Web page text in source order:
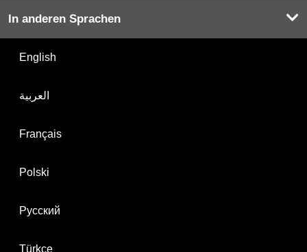
In anderen Sprachen
English
العربية
Français
Polski
Русский
Türkçe